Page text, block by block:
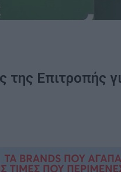
της Επιτροπής